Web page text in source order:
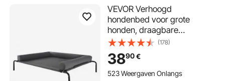
VEVOR Verhoogd
hondenbed voor grote
honden, draagbare
verhoogde hondenligstoel
met wasbaar kussen en
ademend Teslin-gaas,
verkoelend hondenbed voor
(178)
3890€
523 Weergaven Onlangs